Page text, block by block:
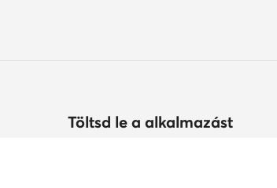
Töltsd le a alkalmazást